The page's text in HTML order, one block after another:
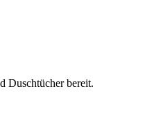
Duschtücher bereit.